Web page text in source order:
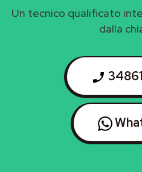
Un tecnico qualificato
dalla